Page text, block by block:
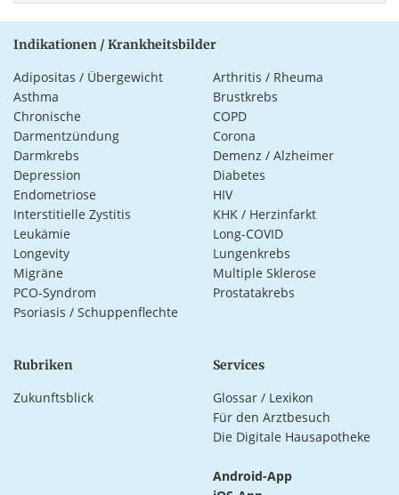
Indikationen / Krankheitsbilder
Adipositas / Übergewicht
Arthritis / Rheuma
Asthma
Brustkrebs
Chronische
Darmentzündung
COPD
Corona
Darmkrebs
Demenz / Alzheimer
Depression
Diabetes
Endometriose
HIV
Interstitielle Zystitis
KHK / Herzinfarkt
Leukämie
Long-COVID
Longevity
Lungenkrebs
Migräne
Multiple Sklerose
PCO-Syndrom
Prostatakrebs
Psoriasis / Schuppenflechte
Rubriken
Zukunftsblick
Services
Glossar / Lexikon
Für den Arztbesuch
Die Digitale Hausapotheke
Android-App